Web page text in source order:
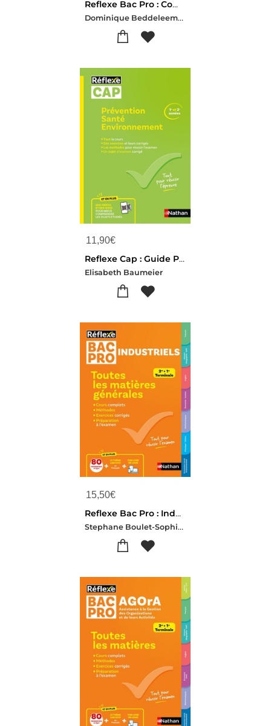
Reflexe Bac Pro : Commerce-vente ; Toutes Les Matieres ; 2de, 1re, Terminale (edition 2025)
Dominique Beddeleem-Pascal Besson-Louise Cauchard-Isabelle Delaunay-Christophe Desaintghislain
11,90€
Reflexe Cap : Guide Prevention Sante Environnement ; 1re Et 2e Annees ; Toutes Les Specialites
Elisabeth Baumeier
15,50€
Reflexe Bac Pro : Industriels ; Toutes Les Matieres Generales ; 2de, 1re, Terminale (edition 2025)
Stephane Boulet-Sophie Delauney-Christophe Desaintghislain-Marie-line Perillat-mercerot